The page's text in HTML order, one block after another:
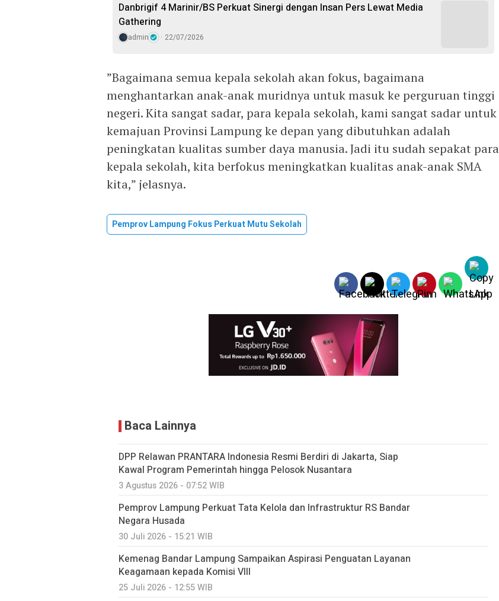
Danbrigif 4 Marinir/BS Perkuat Sinergi dengan Insan Pers Lewat Media
Gathering
admin 22/07/2026
​”Bagaimana semua kepala sekolah akan fokus, bagaimana
menghantarkan anak-anak muridnya untuk masuk ke perguruan tinggi
negeri. Kita sangat sadar, para kepala sekolah, kami sangat sadar untuk
kemajuan Provinsi Lampung ke depan yang dibutuhkan adalah
peningkatan kualitas sumber daya manusia. Jadi itu sudah sepakat para
kepala sekolah, kita berfokus meningkatkan kualitas anak-anak SMA
kita,” jelasnya.​
Pemprov Lampung Fokus Perkuat Mutu Sekolah
Baca Lainnya
DPP Relawan PRANTARA Indonesia Resmi Berdiri di Jakarta, Siap
Kawal Program Pemerintah hingga Pelosok Nusantara
3 Agustus 2026 - 07:52 WIB
Pemprov Lampung Perkuat Tata Kelola dan Infrastruktur RS Bandar
Negara Husada
30 Juli 2026 - 15:21 WIB
Kemenag Bandar Lampung Sampaikan Aspirasi Penguatan Layanan
Keagamaan kepada Komisi VIII
25 Juli 2026 - 12:55 WIB